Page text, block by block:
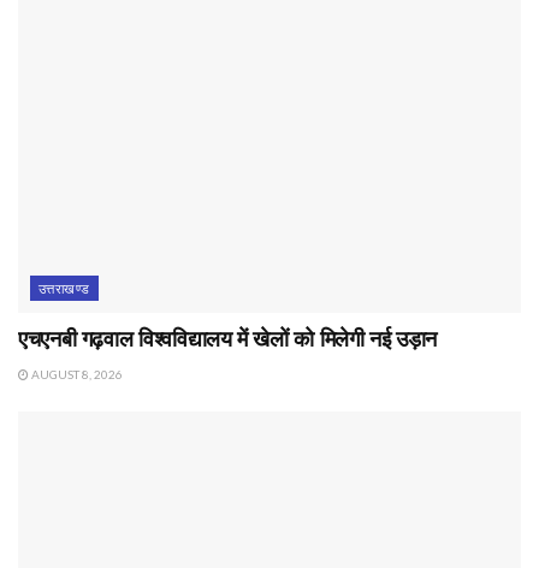
उत्तराखण्ड
एचएनबी गढ़वाल विश्वविद्यालय में खेलों को मिलेगी नई उड़ान
AUGUST 8, 2026